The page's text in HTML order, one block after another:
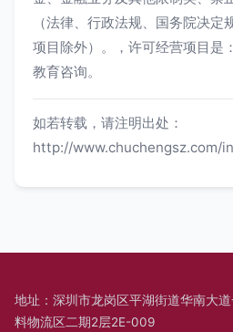
（法律、行政法规、国务院决
项目除外）。，许可经营项目是
教育咨询。
如若转载，请注明出处：
http://www.chuchengsz.com/
地址：深圳市龙岗区平湖街道华南大
料物流区二期2层2E-009